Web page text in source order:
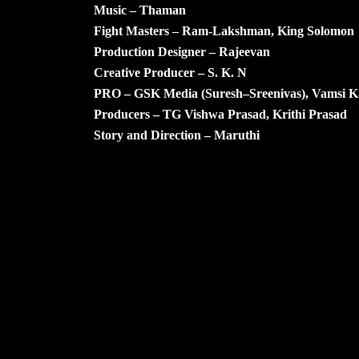
Music – Thaman
Fight Masters – Ram-Lakshman, King Solomon
Production Designer – Rajeevan
Creative Producer – S. K. N
PRO – GSK Media (Suresh–Sreenivas), Vamsi
Producers – TG Vishwa Prasad, Krithi Prasad
Story and Direction – Maruthi